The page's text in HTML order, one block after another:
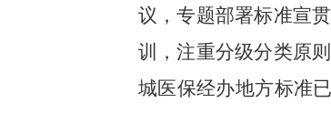
议，专题部署标准宣
训，注重分级分类原
城医保经办地方标准